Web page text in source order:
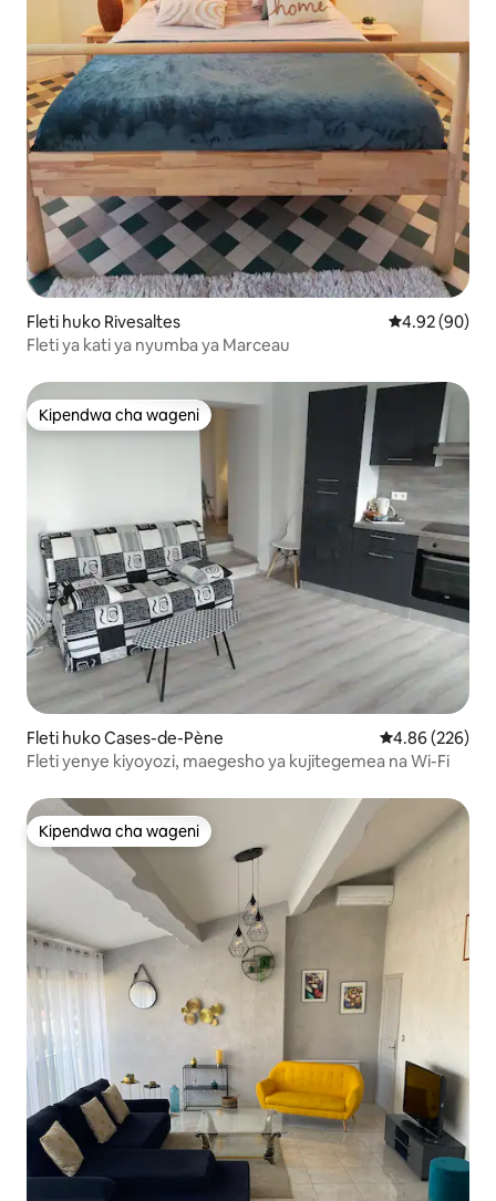
Fleti huko Rivesaltes Ukadiriaji wa
4.92 (90)
Fleti ya kati ya nyumba ya Marceau
Kipendwa cha wageni
Kipendwa cha wageni
Fleti huko Cases-de-Pène Ukadiriaji wa
4.86 (226)
Fleti yenye kiyoyozi, maegesho ya kujitegemea na Wi-Fi
Kipendwa cha wageni
Kipendwa cha wageni